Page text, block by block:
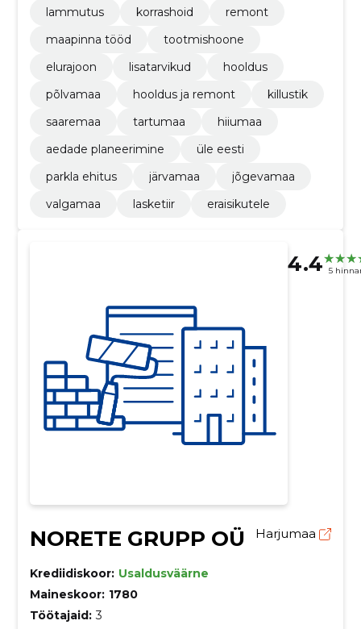
lammutus
korrashoid
remont
maapinna tööd
tootmishoone
elurajoon
lisatarvikud
hooldus
põlvamaa
hooldus ja remont
killustik
saaremaa
tartumaa
hiiumaa
aedade planeerimine
üle eesti
parkla ehitus
järvamaa
jõgevamaa
valgamaa
lasketiir eraisikutele
4.4 5
NORETE GRUPP OÜ Harjumaa
Krediidiskoor: Usaldusväärne
Maineskoor: 1780
Töötajaid: 3